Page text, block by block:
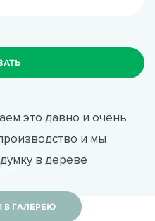
это давно и очень
и мы
в дереве
В ГАЛЕРЕЮ